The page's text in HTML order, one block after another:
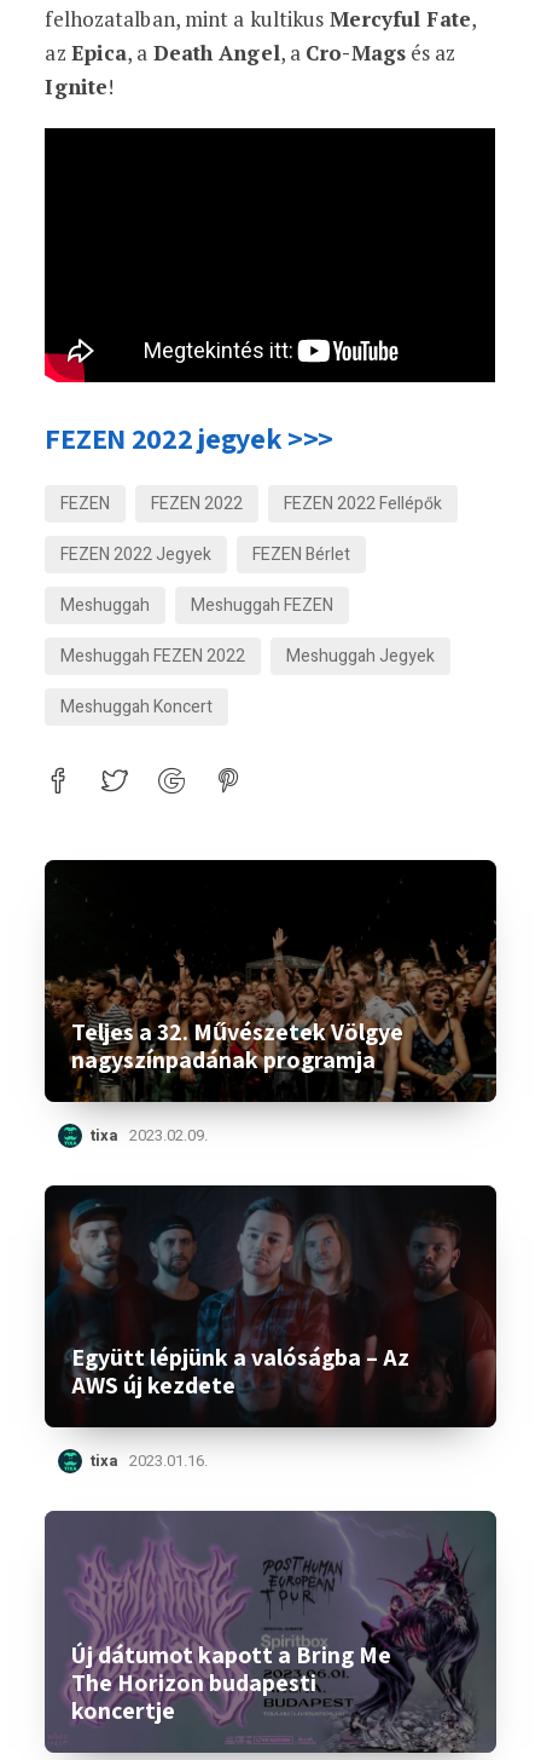
felhozatalban, mint a kultikus Mercyful Fate,
az Epica, a Death Angel, a Cro-Magsés az
Ignite!
FEZEN 2022 jegyek >>>
FEZEN FEZEN 2022
FEZEN 2022 Fellépők
FEZEN 2022 Jegyek
FEZEN Bérlet
Meshuggah
Meshuggah FEZEN
Meshuggah FEZEN 2022
Meshuggah Jegyek
Meshuggah Koncert
Teljes a 32. Művészetek Völgye
nagyszínpadának programja
tixa 2023.02.09.
Együtt lépjünk a valóságba – Az
AWS új kezdete
tixa 2023.01.16.
Új dátumot kapott a Bring Me
The Horizon budapesti
koncertje